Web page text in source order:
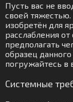
Пусть вас не
своей
изобретён для
расслабления
предполагать
образец
погружайтесь в
Системные